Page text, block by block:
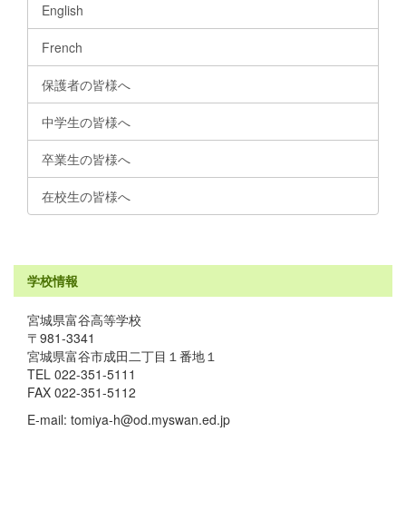
English
French
保護者の皆様へ
中学生の皆様へ
卒業生の皆様へ
在校生の皆様へ
学校情報
宮城県富谷高等学校
〒981-3341
宮城県富谷市成田二丁目１番地１
TEL 022-351-5111
FAX 022-351-5112
E-mail: tomiya-h@od.myswan.ed.jp